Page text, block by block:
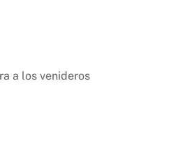
a los venideros